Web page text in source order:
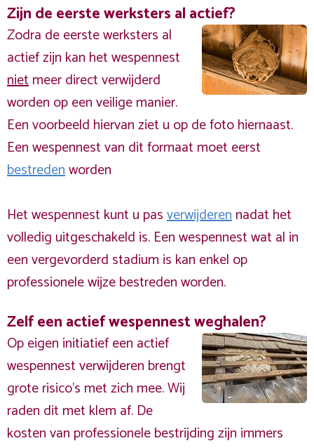
Zijn de eerste werksters al actief?
Zodra de eerste werksters al
actief zijn kan het wespennest
nietmeer direct verwijderd
worden op een veilige manier.
Een voorbeeld hiervan ziet u op de foto hiernaast.
Een wespennest van dit formaat moet eerst
bestredenworden
Het wespennest kunt u pasverwijderennadat het
volledig uitgeschakeld is. Een wespennest wat al in
een vergevorderd stadium is kan enkel op
professionele wijze bestreden worden.
Zelf een actief wespennest weghalen?
Op eigen initiatief een actief
wespennest verwijderen brengt
grote risico’s met zich mee. Wij
raden dit met klem af. De
kosten van professionele bestrijding zijn immers